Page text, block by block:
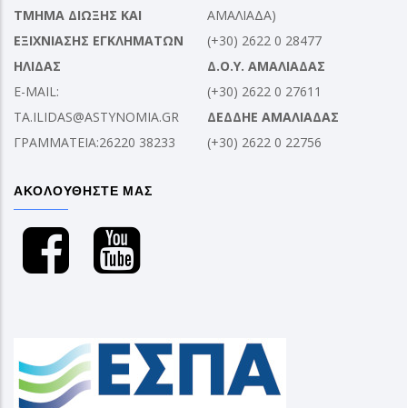
ΤΜΗΜΑ ΔΙΩΞΗΣ ΚΑΙ
ΕΞΙΧΝΙΑΣΗΣ ΕΓΚΛΗΜΑΤΩΝ
ΗΛΙΔΑΣ
E-MAIL:
TA.ILIDAS@ASTYNOMIA.GR
ΓΡΑΜΜΑΤΕΙΑ:26220 38233
ΑΜΑΛΙΑΔΑ)
(+30) 2622 0 28477
Δ.Ο.Υ. ΑΜΑΛΙΑΔΑΣ
(+30) 2622 0 27611
ΔΕΔΔΗΕ ΑΜΑΛΙΑΔΑΣ
(+30) 2622 0 22756
ΑΚΟΛΟΥΘΗΣΤΕ ΜΑΣ